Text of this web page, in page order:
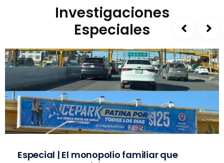
Investigaciones
Especiales
Especial | El monopolio familiar que